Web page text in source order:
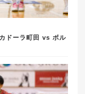
ドーラ町田 vs ボル